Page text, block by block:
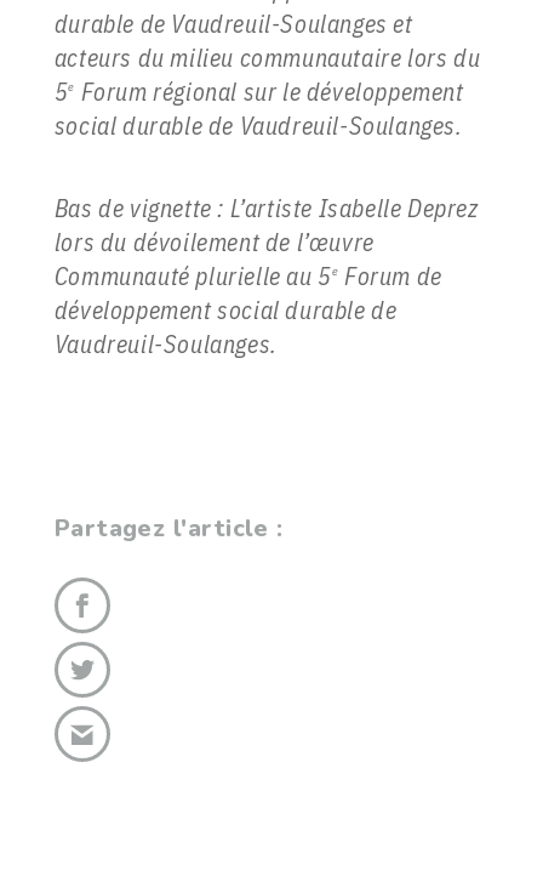
durable de Vaudreuil-Soulanges et
acteurs du milieu communautaire lors du
5e Forum régional sur le développement
social durable de Vaudreuil-Soulanges.
Bas de vignette : L’artiste Isabelle Deprez
lors du dévoilement de l’œuvre
Communauté plurielleau 5e Forum de
développement social durable de
Vaudreuil-Soulanges.
Partagez l'article :